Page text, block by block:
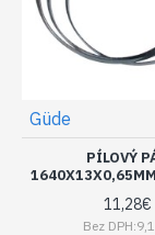
Güde
PÍLOVÝ
11,28€
Bez